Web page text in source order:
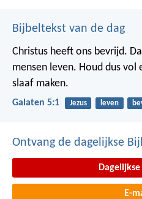
Bijbeltekst van de dag
Christus heeft ons bevrijd.
mensen leven. Houd dus
slaaf maken.
Galaten 5:1 Jezus leven
Ontvang de dagelijkse
E-